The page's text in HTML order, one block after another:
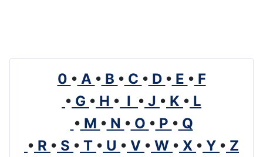
0 • A • B • C • D • E • F
• G • H • I • J • K • L
• M • N • O • P • Q
• R • S • T • U • V • W • X • Y • Z